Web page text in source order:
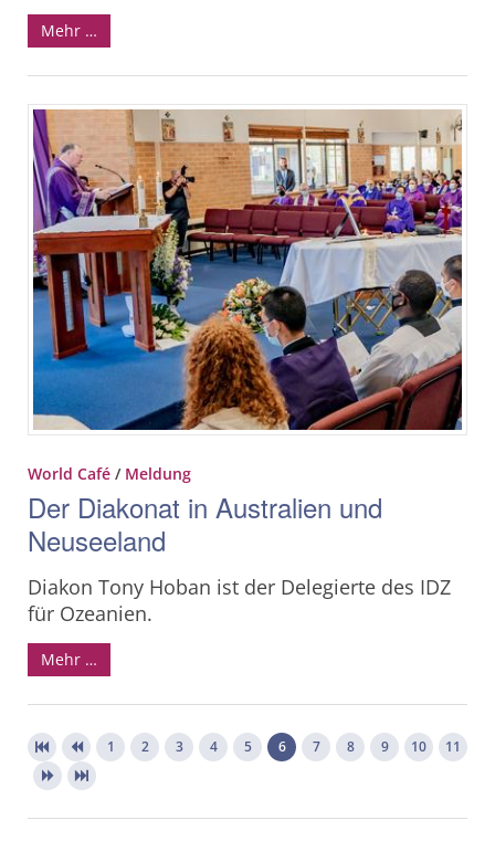
Mehr …
World Café / Meldung
Der Diakonat in Australien und
Neuseeland
Diakon Tony Hoban ist der Delegierte des IDZ
für Ozeanien.
Mehr …
1 2 3 4 5 6 7 8 9 10 11